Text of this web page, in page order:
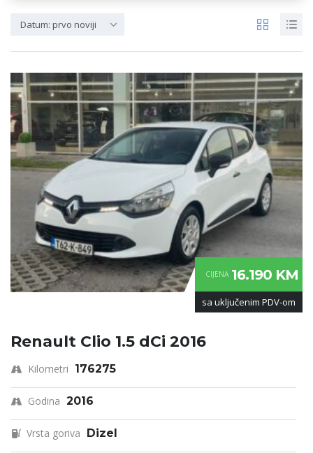
Datum: prvo noviji
CIJENA 16.190 KM
sa uključenim PDV-om
Renault Clio 1.5 dCi 2016
Kilometri 176275
Godina 2016
Vrsta goriva Dizel